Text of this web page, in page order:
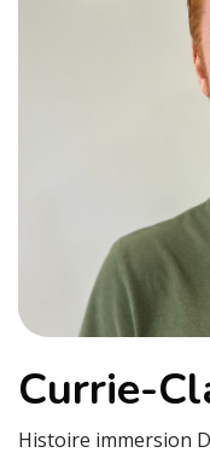
Currie-
Histoire immersion